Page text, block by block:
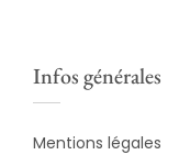
Infos générales
Mentions légales